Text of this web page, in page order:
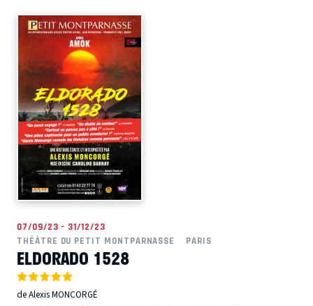
07/09/23 - 31/12/23
THÉÂTRE DU PETIT MONTPARNASSE
PARIS
ELDORADO 1528
de Alexis MONCORGÉ